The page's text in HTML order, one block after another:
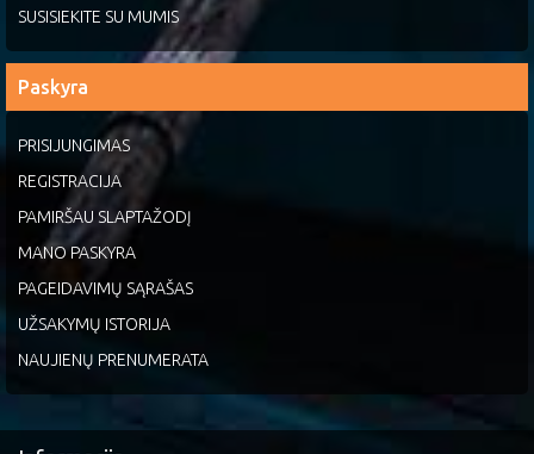
SUSISIEKITE SU MUMIS
Paskyra
PRISIJUNGIMAS
REGISTRACIJA
PAMIRŠAU SLAPTAŽODĮ
MANO PASKYRA
PAGEIDAVIMŲ SĄRAŠAS
UŽSAKYMŲ ISTORIJA
NAUJIENŲ PRENUMERATA